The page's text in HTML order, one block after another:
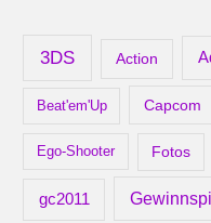
3DS Action
Beat'em'Up Capcom
Ego-Shooter Fotos
gc2011